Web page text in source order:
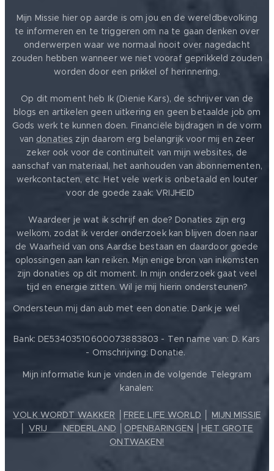
Mijn Missie hier op aarde is om jou en de wereldbevolking
te informeren en te triggeren om na te gaan denken over
onderwerpen waar we normaal nooit over nagedacht
zouden hebben wanneer we niet vooraf geprikkeld zouden
worden door een prikkel of herinnering.
Op dit moment heb Ik (Dienie Kars), de schrijver van de
blogs en artikelen geen uitkering en geen betaalde job om
Gods werk te kunnen doen. Financiële bijdragen in de vorm
van donaties zijn daarom erg belangrijk voor mij en zeer
zeker ook voor de continuïteit van mijn websites, de
aanschaf van materiaal, het aanhouden van abonnementen,
werkcontacten, etc. Het vele werk is onbetaald en louter
voor de goede zaak: VRIJHEID ❤️
Waardeer je wat ik schrijf en doe? Donaties zijn erg
welkom, zodat ik verder onderzoek kan blijven doen naar
de Waarheid van ons Aardse bestaan en daardoor goede
oplossingen aan kan reiken. Mijn enige bron van inkomsten
zijn donaties op dit moment. In mijn onderzoek gaat veel
tijd en energie zitten. Wil je mij hierin ondersteunen?
Ondersteun mij dan aub met een donatie. Dank je wel
Bank: DE53403510600073883803 - Ten name van: D. Kars
- Omschrijving: Donatie.
Mijn informatie kun je vinden in de volgende Telegram
kanalen:
VOLK WORDT WAKKER FREE LIFE WORLD
MIJN MISSIE
VRIJ ❤️ NEDERLAND OPENBARINGEN
HET GROTE
ONTWAKEN!